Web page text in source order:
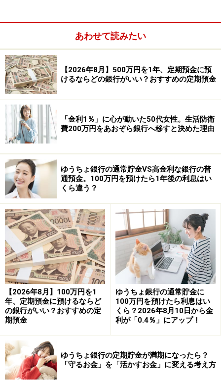
三菱UFJ銀行～100枚
城南信用金庫～100枚
多摩信用金庫～500枚
なお、手続きは平日15時までなので、手軽に入金したい
方はATMを利用するといいでしょう。下記に金融機関の
ATMでの硬貨の預け入れについてまとめてみました。
ATMで一度に預け入れできる硬貨の枚数
みずほ銀行～100枚
三井住友銀行～100枚（500円硬貨は～75枚）
三菱UFJ銀行～100枚
城南信用金庫～100枚
多摩信用金庫～100枚
ATMで入金できる硬貨は、1回につき100枚までというの
が一般的です。ただし、そもそも硬貨の取り扱いができ
ないATMもあるので注意しましょう。硬貨の入金ができ
るATMは、ほとんどの場合で店舗内のATMに限られま
あわせて読みたい
【2026年8月】500万円を1年、定期預金に預
けるならどの銀行がいい？おすすめの定期預金
「金利1％」に心が動いた50代女性。生活防衛
費200万円をあおぞら銀行へ移すと決めた理由
ゆうちょ銀行の通常貯金VS高金利な銀行の普
通預金。100万円を預けたら1年後の利息はい
くら違う？
【2026年8月】100万円を1
年、定期預金に預けるならど
の銀行がいい？おすすめの定
期預金
ゆうちょ銀行の通常貯金に
100万円を預けたら利息はい
くら？2026年8月10日から金
利が「0.4％」にアップ！
ゆうちょ銀行の定期貯金が満期になったら？
「守るお金」を「活かすお金」に変える考え方